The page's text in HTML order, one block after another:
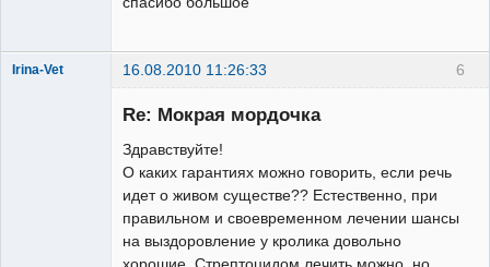
6
Irina-Vet 16.08.2010 11:26:33
Re: Мокрая мордочка
Здравствуйте!
О каких гарантиях можно говорить, если речь
идет о живом существе?? Естественно, при
правильном и своевременном лечении шансы
на выздоровление у кролика довольно
хорошие. Стрептоцидом лечить можно, но